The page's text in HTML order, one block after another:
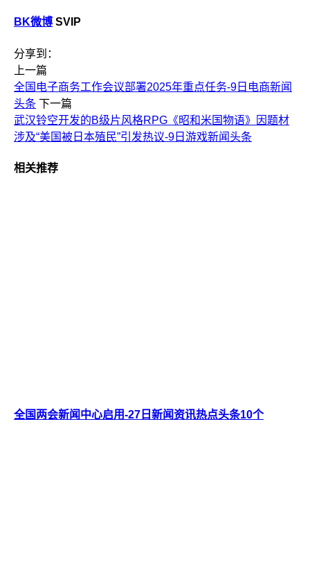
BK微博 SVIP
分享到：
上一篇
全国电子商务工作会议部署2025年重点任务-9日电商新闻
头条 下一篇
武汉铃空开发的B级片风格RPG《昭和米国物语》因题材
涉及“美国被日本殖民”引发热议-9日游戏新闻头条
相关推荐
全国两会新闻中心启用-27日新闻资讯热点头条10个